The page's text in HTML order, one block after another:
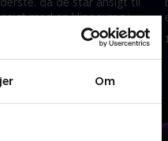
Om
med en klippevæg i
8. december 2024 • 57 min